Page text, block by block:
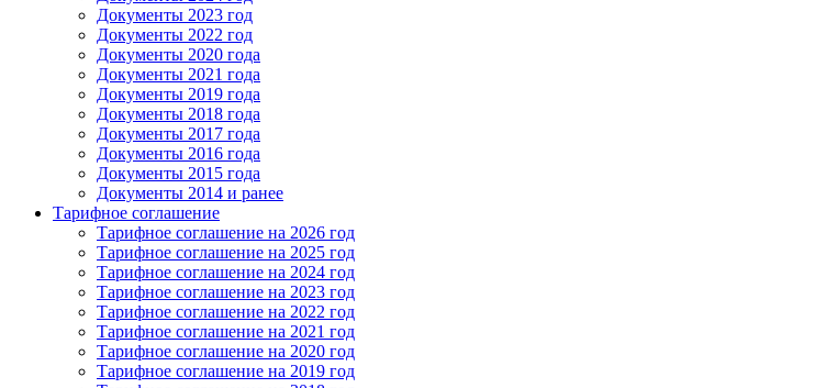
Документы 2023 год
Документы 2022 год
Документы 2020 года
Документы 2021 года
Документы 2019 года
Документы 2018 года
Документы 2017 года
Документы 2016 года
Документы 2015 года
Документы 2014 и ранее
Тарифное соглашение
Тарифное соглашение на 2026 год
Тарифное соглашение на 2025 год
Тарифное соглашение на 2024 год
Тарифное соглашение на 2023 год
Тарифное соглашение на 2022 год
Тарифное соглашение на 2021 год
Тарифное соглашение на 2020 год
Тарифное соглашение на 2019 год